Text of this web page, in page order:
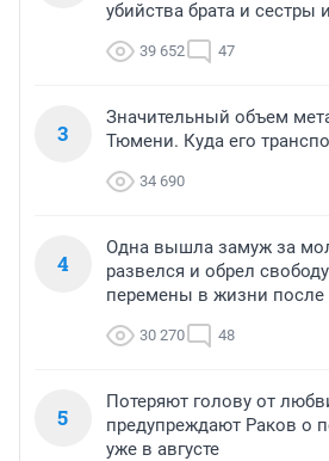
убийства брата и сестры
39 652 47
3
Значительный объем
Тюмени. Куда его
34 690
4
Одна вышла замуж за
развелся и обрел
перемены в жизни после
30 270 48
5
Потеряют голову от
предупреждают Раков о
уже в августе